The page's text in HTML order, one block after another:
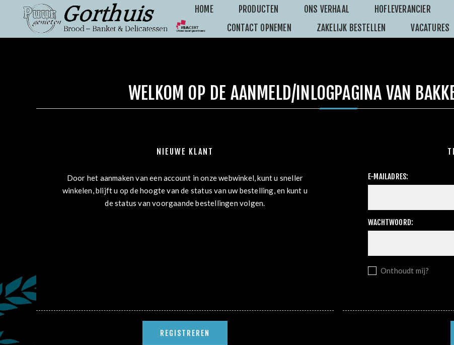
HOME PRODUCTEN ONS VERHAAL HOFLEVERANCIER
CONTACT OPNEMEN
ZAKELIJK BESTELLEN VACATURES
WELKOM OP DE AANMELD/INLOGPAGINA VAN
NIEUWE KLANT
Door het aanmaken van een account in onze webwinkel, kunt u sneller
winkelen, blijft u op de hoogte van de status van uw bestelling, en kunt u
de status van voorgaande bestellingen volgen.
E-MAILADRES:
WACHTWOORD:
Onthoudt mij?